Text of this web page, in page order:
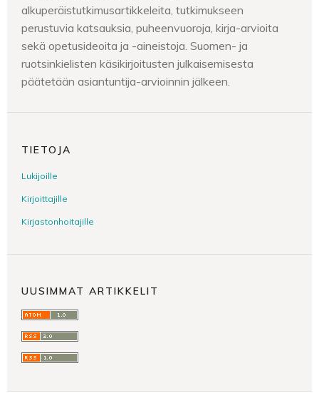
alkuperäistutkimusartikkeleita, tutkimukseen
perustuvia katsauksia, puheenvuoroja, kirja-arvioita
sekä opetusideoita ja -aineistoja. Suomen- ja
ruotsinkielisten käsikirjoitusten julkaisemisesta
päätetään asiantuntija-arvioinnin jälkeen.
TIETOJA
Lukijoille
Kirjoittajille
Kirjastonhoitajille
UUSIMMAT ARTIKKELIT